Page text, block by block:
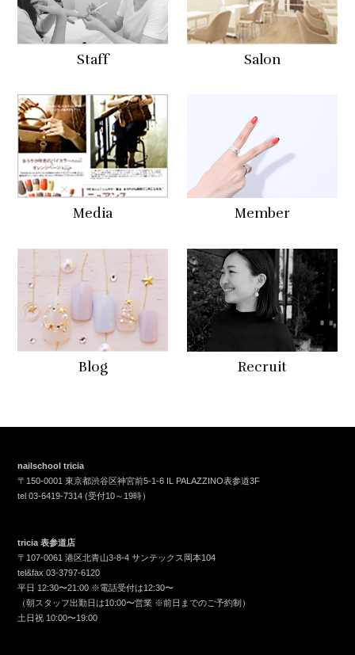
Staff Salon
Media Member
Blog Recruit
nailschool tricia
〒150-0001 東京都渋谷区神宮前5-1-6 IL PALAZZINO表参道3F
tel03-6419-7314 (受付10～19時）
tricia 表参道店
〒107-0061 港区北青山3-8-4 サンテックス岡本104
tel&fax03-3797-6120
平日 12:30〜21:00 ※電話受付は12:30〜
（朝スタッフ出勤日は10:00〜営業 ※前日までのご予約制）
土日祝 10:00〜19:00